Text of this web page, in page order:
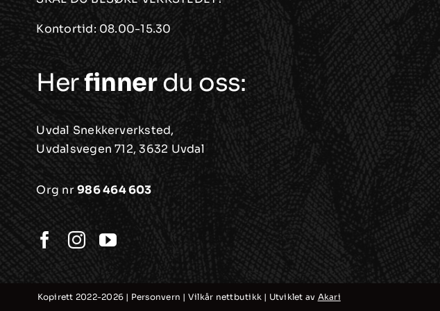
Kontortid: 08.00-15.30
Herfinnerdu oss:
Uvdal Snekkerverksted,
Uvdalsvegen 712, 3632 Uvdal
Org nr986 464 603
Kopirett 2022-2026 | Personvern | Vilkår nettbutikk | Utviklet av Akari